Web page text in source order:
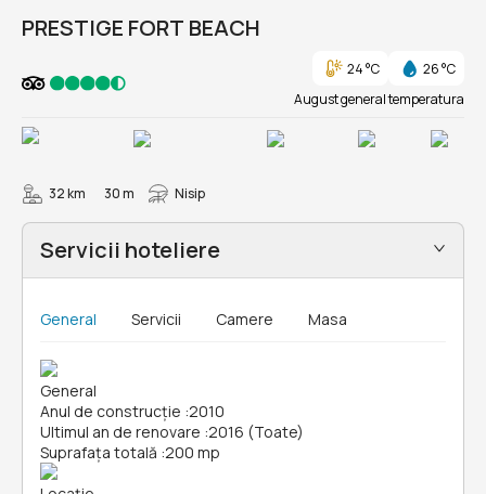
PRESTIGE FORT BEACH
24 °C
26 °C
August general temperatura
32 km 30 m Nisip
Servicii hoteliere
General Servicii Camere Masa
General
Anul de construcție :2010
Ultimul an de renovare :2016 (Toate)
Suprafața totală :200 mp